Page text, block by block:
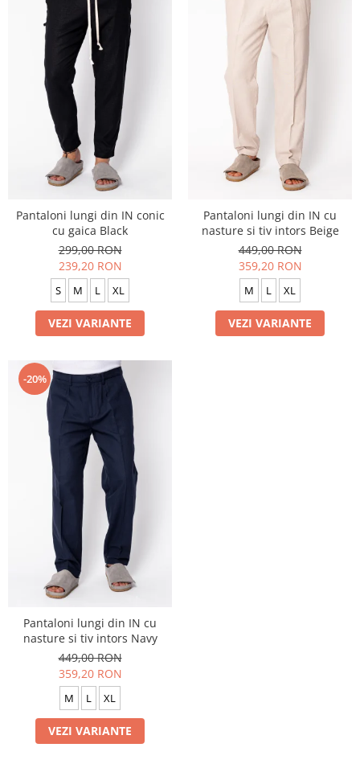
Pantaloni lungi din IN conic
cu gaica Black
299,00 RON
239,20 RON
S M L XL
VEZI VARIANTE
Pantaloni lungi din IN cu
nasture si tiv intors Beige
449,00 RON
359,20 RON
M L XL
VEZI VARIANTE
-20%
Pantaloni lungi din IN cu
nasture si tiv intors Navy
449,00 RON
359,20 RON
M L XL
VEZI VARIANTE